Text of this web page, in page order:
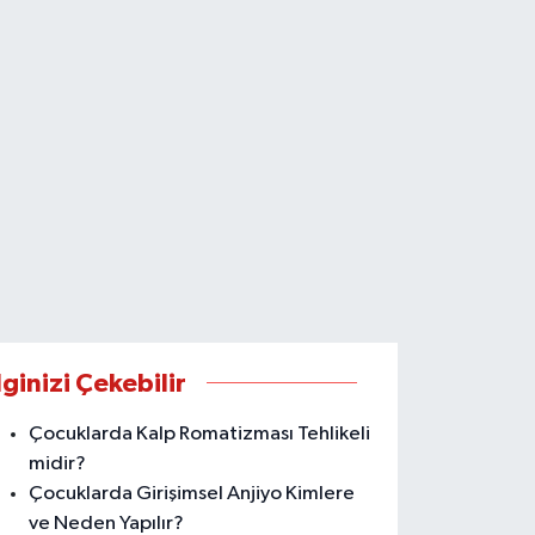
Çekebilir
Çocuklarda Kalp Romatizması Tehlikeli
midir?
Çocuklarda Girişimsel Anjiyo Kimlere
ve Neden Yapılır?